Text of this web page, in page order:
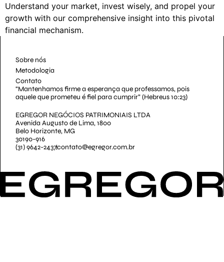
Understand your market, invest wisely, and propel your
growth with our comprehensive insight into this pivotal
financial mechanism.
EGREGOR NEGÓCIOS PATRIMONIAIS LTDA
Avenida Augusto de Lima, 1800
Belo Horizonte, MG
30190-916
(31) 9642-2437contato@egregor.com.br
Sobre nós
Metodologia
Contato
“Mantenhamos firme a esperança que professamos, pois
aquele que prometeu é fiel para cumprir” (Hebreus 10:23)